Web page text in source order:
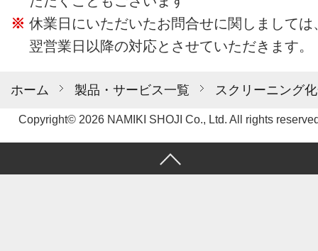
ホーム 製品・サービス一覧 スクリーニング
休業日にいただいたお問合せに関しましては
翌営業日以降の対応とさせていただきます。
Copyright© 2026 NAMIKI SHOJI Co., Ltd. All rights